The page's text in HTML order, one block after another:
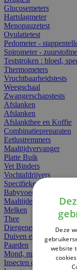
Glucosemeters
Hartslagmeter
Menopauzetest
Ovulatietest
Pedometer -
Spirometer -
Teststroken : bloed,
Thermometers
Vruchtbaarheidstests
Weegschaal
Zwangerschapstests
Afslanken
Afslanken
Afslankthee en Koffie
Combinatiepreparaten
Eetlustremmers
Maaltijdvervanger
Platte Buik
Vet Binders
Vochtafdrijvers
Specifieke Voeding
Babyvoeding
Maaltijden
Melken
Thee
Diergeneesmiddelen
Duiven en vogels
Paarden
Mond, muil of snavel
Insecten dieren
Deze
website